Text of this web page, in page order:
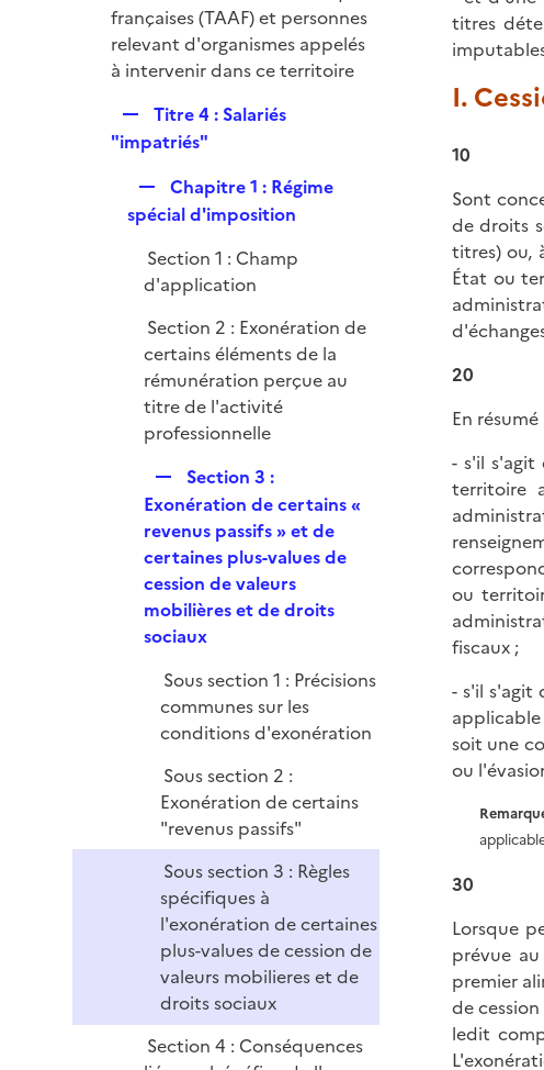
françaises (TAAF) et personnes
relevant d'organismes appelés
à intervenir dans ce territoire
e
l
i
e
r
Titre 4 : Salariés
"impatriés"
e
l
i
Chapitre 1 : Régime
spécial d'imposition
Section 1 : Champ
d'application
Section 2 : Exonération de
certains éléments de la
rémunération perçue au
titre de l'activité
professionnelle
e
p
l
i
e
r
Section 3 :
Exonération de certains «
revenus passifs » et de
certaines plus-values de
cession de valeurs
mobilières et de droits
sociaux
Sous section 1 : Précisions
communes sur les
conditions d'exonération
Sous section 2 :
Exonération de certains
"revenus passifs"
Sous section 3 : Règles
spécifiques à
l'exonération de certaines
plus-values de cession de
valeurs mobilieres et de
droits sociaux
Section 4 : Conséquences
titres
I.
10
Sont
de droits
titres) ou,
État ou
20
En résumé
- s'il s'agit
territoire
ou
fiscaux ;
- s'il s'agit
soit une
ou
30
Lorsque
prévue
premier
de
ledit